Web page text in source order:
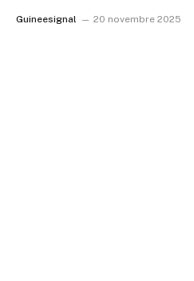
Guineesignal 20 novembre 2025